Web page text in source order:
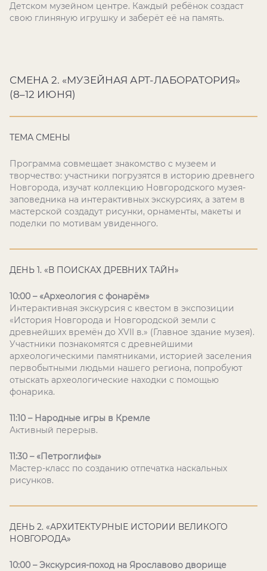
Детском музейном центре. Каждый ребёнок создаст
свою глиняную игрушку и заберёт её на память.
СМЕНА 2. «МУЗЕЙНАЯ АРТ-ЛАБОРАТОРИЯ»
(8–12 ИЮНЯ)
ТЕМА СМЕНЫ
Программа совмещает знакомство с музеем и
творчество: участники погрузятся в историю древнего
Новгорода, изучат коллекцию Новгородского музея-
заповедника на интерактивных экскурсиях, а затем в
мастерской создадут рисунки, орнаменты, макеты и
поделки по мотивам увиденного.
ДЕНЬ 1. «В ПОИСКАХ ДРЕВНИХ ТАЙН»
10:00 – «Археология с фонарём»
Интерактивная экскурсия с квестом в экспозиции
«История Новгорода и Новгородской земли с
древнейших времён до XVII в.» (Главное здание музея).
Участники познакомятся с древнейшими
археологическими памятниками, историей заселения
первобытными людьми нашего региона, попробуют
отыскать археологические находки с помощью
фонарика.
11:10 – Народные игры в Кремле
Активный перерыв.
11:30 – «Петроглифы»
Мастер-класс по созданию отпечатка наскальных
рисунков.
ДЕНЬ 2. «АРХИТЕКТУРНЫЕ ИСТОРИИ ВЕЛИКОГО
НОВГОРОДА»
10:00 – Экскурсия-поход на Ярославово дворище